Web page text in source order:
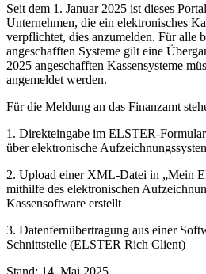
Seit dem 1. Januar 2025 ist dieses
Unternehmen, die ein elektronisches
verpflichtet, dies anzumelden. Für alle
angeschafften Systeme gilt eine
2025 angeschafften Kassensysteme
angemeldet werden.
Für die Meldung an das Finanzamt
1. Direkteingabe im ELSTER-
über elektronische
2. Upload einer XML-Datei in „Mein
mithilfe des elektronischen
Kassensoftware erstellt
3. Datenfernübertragung aus einer
Schnittstelle (ELSTER Rich Client)
Stand: 14. Mai 2025